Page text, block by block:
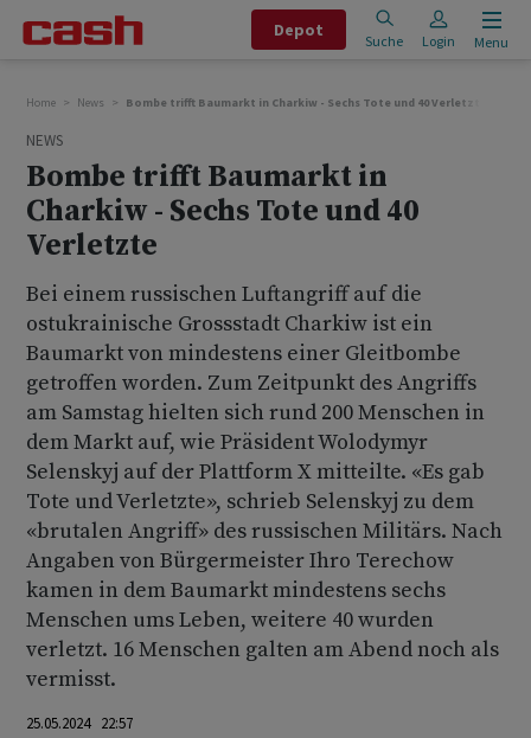
Depot
Suche Login Menu
Home News Bombe trifft Baumarkt in Charkiw - Sechs Tote und 40 Verletzte
NEWS
Bombe trifft Baumarkt in
Charkiw - Sechs Tote und 40
Verletzte
Bei einem russischen Luftangriff auf die
ostukrainische Grossstadt Charkiw ist ein
Baumarkt von mindestens einer Gleitbombe
getroffen worden. Zum Zeitpunkt des Angriffs
am Samstag hielten sich rund 200 Menschen in
dem Markt auf, wie Präsident Wolodymyr
Selenskyj auf der Plattform X mitteilte. «Es gab
Tote und Verletzte», schrieb Selenskyj zu dem
«brutalen Angriff» des russischen Militärs. Nach
Angaben von Bürgermeister Ihro Terechow
kamen in dem Baumarkt mindestens sechs
Menschen ums Leben, weitere 40 wurden
verletzt. 16 Menschen galten am Abend noch als
vermisst.
25.05.2024 22:57